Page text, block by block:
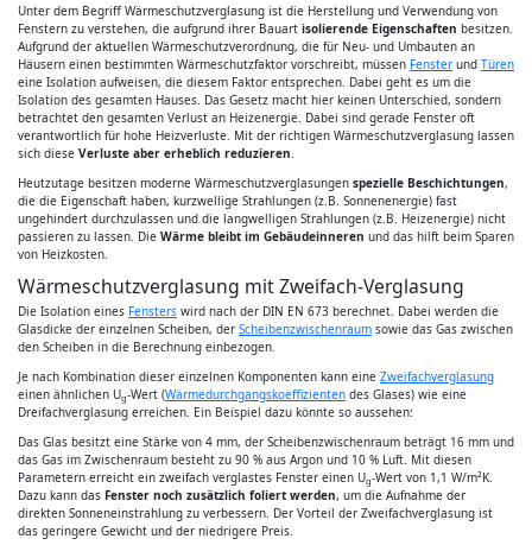
Unter dem Begriff Wärmeschutzverglasung ist die Herstellung und Verwendung von
Fenstern zu verstehen, die aufgrund ihrer Bauart isolierende Eigenschaften besitzen.
Aufgrund der aktuellen Wärmeschutzverordnung, die für Neu- und Umbauten an
Häusern einen bestimmten Wärmeschutzfaktor vorschreibt, müssen Fenster und Türen
eine Isolation aufweisen, die diesem Faktor entsprechen. Dabei geht es um die
Isolation des gesamten Hauses. Das Gesetz macht hier keinen Unterschied, sondern
betrachtet den gesamten Verlust an Heizenergie. Dabei sind gerade Fenster oft
verantwortlich für hohe Heizverluste. Mit der richtigen Wärmeschutzverglasung lassen
sich diese Verluste aber erheblich reduzieren.
Heutzutage besitzen moderne Wärmeschutzverglasungen spezielle Beschichtungen,
die die Eigenschaft haben, kurzwellige Strahlungen (z.B. Sonnenenergie) fast
ungehindert durchzulassen und die langwelligen Strahlungen (z.B. Heizenergie) nicht
passieren zu lassen. Die Wärme bleibt im Gebäudeinneren und das hilft beim Sparen
von Heizkosten.
Wärmeschutzverglasung mit Zweifach-Verglasung
Die Isolation eines Fensters wird nach der DIN EN 673 berechnet. Dabei werden die
Glasdicke der einzelnen Scheiben, der Scheibenzwischenraum sowie das Gas zwischen
den Scheiben in die Berechnung einbezogen.
Je nach Kombination dieser einzelnen Komponenten kann eine Zweifachverglasung
einen ähnlichen Ug-Wert (Wärmedurchgangskoeffizienten des Glases) wie eine
Dreifachverglasung erreichen. Ein Beispiel dazu könnte so aussehen:
Das Glas besitzt eine Stärke von 4 mm, der Scheibenzwischenraum beträgt 16 mm und
das Gas im Zwischenraum besteht zu 90 % aus Argon und 10 % Luft. Mit diesen
Parametern erreicht ein zweifach verglastes Fenster einen Ug-Wert von 1,1 W/m²K.
Dazu kann das Fenster noch zusätzlich foliert werden, um die Aufnahme der
direkten Sonneneinstrahlung zu verbessern. Der Vorteil der Zweifachverglasung ist
das geringere Gewicht und der niedrigere Preis.